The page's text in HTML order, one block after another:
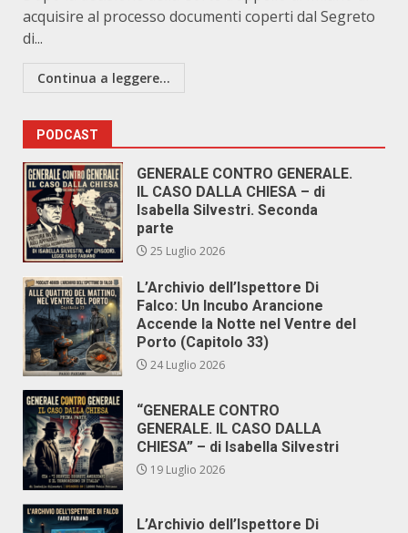
acquisire al processo documenti coperti dal Segreto
di...
Continua a leggere...
PODCAST
GENERALE CONTRO GENERALE.
IL CASO DALLA CHIESA – di
Isabella Silvestri. Seconda
parte
25 Luglio 2026
L’Archivio dell’Ispettore Di
Falco: Un Incubo Arancione
Accende la Notte nel Ventre del
Porto (Capitolo 33)
24 Luglio 2026
“GENERALE CONTRO
GENERALE. IL CASO DALLA
CHIESA” – di Isabella Silvestri
19 Luglio 2026
L’Archivio dell’Ispettore Di